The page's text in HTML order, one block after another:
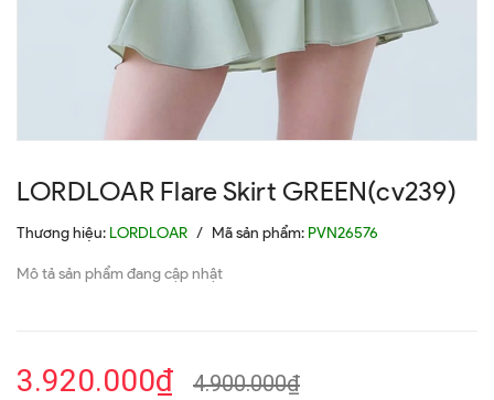
LORDLOAR Flare Skirt GREEN(cv239)
Thương hiệu: LORDLOAR / Mã sản phẩm: PVN26576
Mô tả sản phẩm đang cập nhật
3.920.000₫ 4.900.000₫